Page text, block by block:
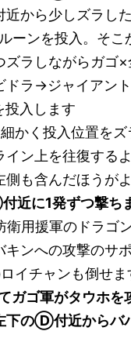
近から少しズラし
ーンを投入。そこ
ズラしながらガゴ
ドラ→ジャイアン
入します
かく投入位置を
イン上を往復する
も含んだほうが
に1発ずつ撃ち
衛用援軍のドラゴ
キンへの攻撃のサ
イチャンも倒せま
ゴ軍がタウホを
下のⒹ付近からバ